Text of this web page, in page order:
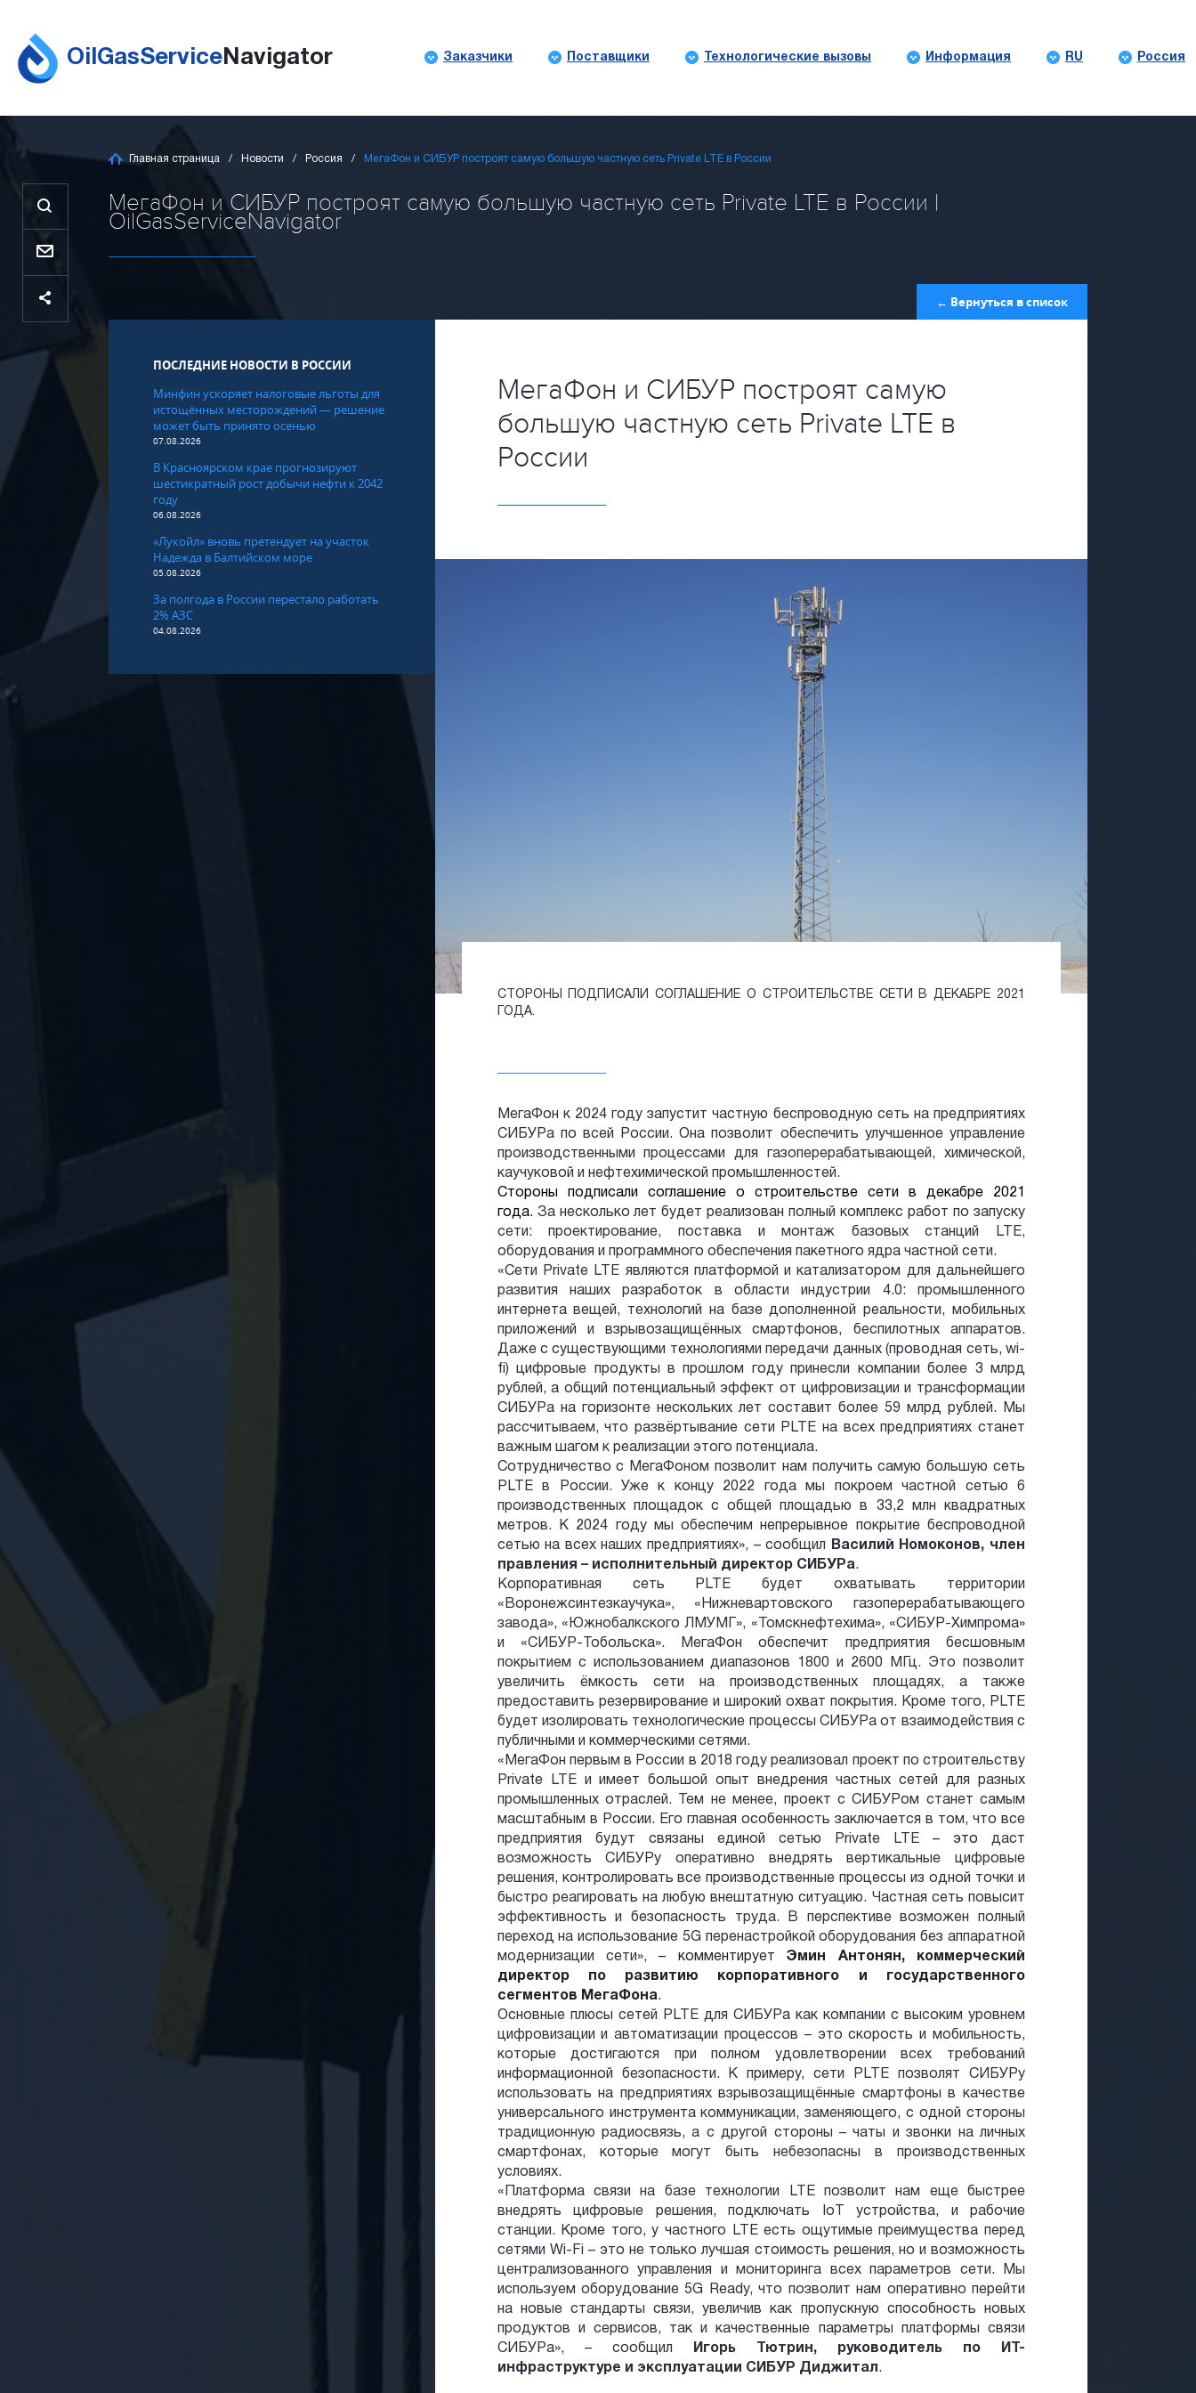
OilGasService Navigator Заказчики Поставщики Технологические вызовы Информация RU Россия
Главная страница Новости Россия МегаФон и СИБУР построят самую большую частную сеть Private LTE в России
МегаФон и СИБУР построят самую большую частную сеть Private LTE в России |
OilGasServiceNavigator
← Вернуться в список
ПОСЛЕДНИЕ НОВОСТИ В РОССИИ
Минфин ускоряет налоговые льготы для
истощённых месторождений — решение
может быть принято осенью
07.08.2026
В Красноярском крае прогнозируют
шестикратный рост добычи нефти к 2042
году
06.08.2026
«Лукойл» вновь претендует на участок
Надежда в Балтийском море
05.08.2026
За полгода в России перестало работать
2% АЗС
04.08.2026
МегаФон и СИБУР построят самую
большую частную сеть Private LTE в
России
СТОРОНЫ ПОДПИСАЛИ СОГЛАШЕНИЕ О СТРОИТЕЛЬСТВЕ СЕТИ В ДЕКАБРЕ 2021
ГОДА.
МегаФон к 2024 году запустит частную беспроводную сеть на предприятиях
СИБУРа по всей России. Она позволит обеспечить улучшенное управление
производственными процессами для газоперерабатывающей, химической,
каучуковой и нефтехимической промышленностей.
Стороны подписали соглашение о строительстве сети в декабре 2021
года.За несколько лет будет реализован полный комплекс работ по запуску
сети: проектирование, поставка и монтаж базовых станций LTE,
оборудования и программного обеспечения пакетного ядра частной сети.
«Сети Private LTE являются платформой и катализатором для дальнейшего
развития наших разработок в области индустрии 4.0: промышленного
интернета вещей, технологий на базе дополненной реальности, мобильных
приложений и взрывозащищённых смартфонов, беспилотных аппаратов.
Даже с существующими технологиями передачи данных (проводная сеть, wi-
fi) цифровые продукты в прошлом году принесли компании более 3 млрд
рублей, а общий потенциальный эффект от цифровизации и трансформации
СИБУРа на горизонте нескольких лет составит более 59 млрд рублей. Мы
рассчитываем, что развёртывание сети PLTE на всех предприятиях станет
важным шагом к реализации этого потенциала.
Сотрудничество с МегаФоном позволит нам получить самую большую сеть
PLTE в России. Уже к концу 2022 года мы покроем частной сетью 6
производственных площадок с общей площадью в 33,2 млн квадратных
метров. К 2024 году мы обеспечим непрерывное покрытие беспроводной
сетью на всех наших предприятиях», – сообщил
Василий Номоконов, член
правления – исполнительный директор СИБУРа.
Корпоративная сеть PLTE будет охватывать территории
«Воронежсинтезкаучука», «Нижневартовского газоперерабатывающего
завода», «Южнобалкского ЛМУМГ», «Томскнефтехима», «CИБУР-Химпрома»
и «СИБУР-Тобольска». МегаФон обеспечит предприятия бесшовным
покрытием с использованием диапазонов 1800 и 2600 МГц. Это позволит
увеличить ёмкость сети на производственных площадях, а также
предоставить резервирование и широкий охват покрытия. Кроме того, PLTE
будет изолировать технологические процессы СИБУРа от взаимодействия с
публичными и коммерческими сетями.
«МегаФон первым в России в 2018 году реализовал проект по строительству
Private LTE и имеет большой опыт внедрения частных сетей для разных
промышленных отраслей. Тем не менее, проект с СИБУРом станет самым
масштабным в России. Его главная особенность заключается в том, что все
предприятия будут связаны единой сетью Private LTE – это даст
возможность СИБУРу оперативно внедрять вертикальные цифровые
решения, контролировать все производственные процессы из одной точки и
быстро реагировать на любую внештатную ситуацию. Частная сеть повысит
эффективность и безопасность труда. В перспективе возможен полный
переход на использование 5G перенастройкой оборудования без аппаратной
модернизации сети»,– комментируетЭмин Антонян, коммерческий
директор по развитию корпоративного и государственного
сегментов МегаФона.
Основные плюсы сетей PLTE для СИБУРа как компании с высоким уровнем
цифровизации и автоматизации процессов – это скорость и мобильность,
которые достигаются при полном удовлетворении всех требований
информационной безопасности. К примеру, сети PLTE позволят СИБУРу
использовать на предприятиях взрывозащищённые смартфоны в качестве
универсального инструмента коммуникации, заменяющего, с одной стороны
традиционную радиосвязь, а с другой стороны – чаты и звонки на личных
смартфонах, которые могут быть небезопасны в производственных
условиях.
«Платформа связи на базе технологии LTE позволит нам еще быстрее
внедрять цифровые решения, подключать IoT устройства, и рабочие
станции. Кроме того, у частного LTE есть ощутимые преимущества перед
сетями Wi-Fi – это не только лучшая стоимость решения, но и возможность
централизованного управления и мониторинга всех параметров сети. Мы
используем оборудование 5G Ready, что позволит нам оперативно перейти
на новые стандарты связи, увеличив как пропускную способность новых
продуктов и сервисов, так и качественные параметры платформы связи
СИБУРа», – сообщил
Игорь Тютрин, руководитель по ИТ-
инфраструктуре и эксплуатации СИБУР Диджитал .